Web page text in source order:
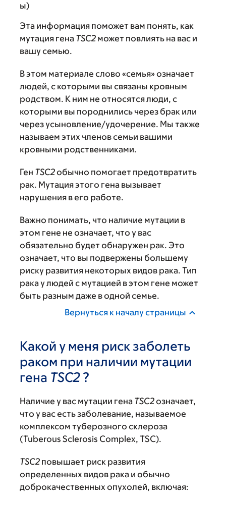
ы)
Эта информация поможет вам понять, как
мутация гена TSC2 может повлиять на вас и
вашу семью.
В этом материале слово «семья» означает
людей, с которыми вы связаны кровным
родством. К ним не относятся люди, с
которыми вы породнились через брак или
через усыновление/удочерение. Мы также
называем этих членов семьи вашими
кровными родственниками.
Ген TSC2обычно помогает предотвратить
рак. Мутация этого гена вызывает
нарушения в его работе.
Важно понимать, что наличие мутации в
этом гене не означает, что у вас
обязательно будет обнаружен рак. Это
означает, что вы подвержены большему
риску развития некоторых видов рака. Тип
рака у людей с мутацией в этом гене может
быть разным даже в одной семье.
Вернуться к началу страницы
Какой у меня риск заболеть
раком при наличии мутации
гена TSC2 ?
Наличие у вас мутации гена TSC2означает,
что у вас есть заболевание, называемое
комплексом туберозного склероза
(Tuberous Sclerosis Complex, TSC).
TSC2 повышает риск развития
определенных видов рака и обычно
доброкачественных опухолей, включая: